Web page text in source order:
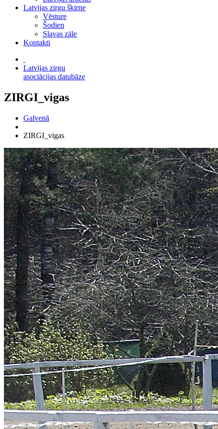
Latvijas zirgu šķirne
Vēsture
Šodien
Slavas zāle
Kontakti
Latvijas zirgu
asociācijas datubāze
ZIRGI_vigas
Galvenā
ZIRGI_vigas